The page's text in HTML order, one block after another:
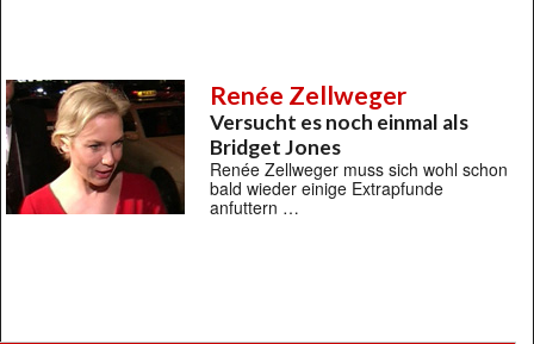
Renée Zellweger
Versucht es noch einmal als
Bridget Jones
Renée Zellweger muss sich wohl schon
bald wieder einige Extrapfunde
anfuttern …